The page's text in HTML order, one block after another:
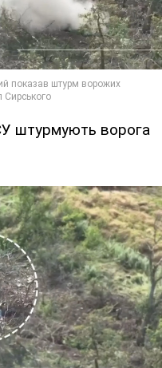
штурмують ворога